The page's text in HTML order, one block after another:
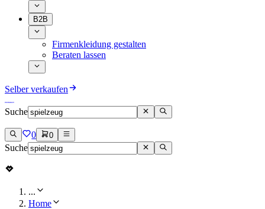
B2B
Firmenkleidung gestalten
Beraten lassen
Selber verkaufen
Suche
0 0
Suche
...
Home